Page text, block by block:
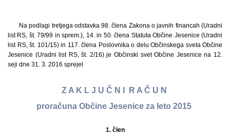
Na podlagi tretjega odstavka 98. člena Zakona o javnih financah (Uradni
list RS, št. 79/99 in sprem.), 14. in 50. člena Statuta Občine Jesenice (Uradni
list RS, št. 101/15) in 117. člena Poslovnika o delu Občinskega sveta Občine
Jesenice (Uradni list RS, št. 2/16) je Občinski svet Občine Jesenice na 12.
seji dne 31. 3. 2016 sprejel
Z A K L J U Č N I R A Č U N
proračuna Občine Jesenice za leto 2015
1. člen